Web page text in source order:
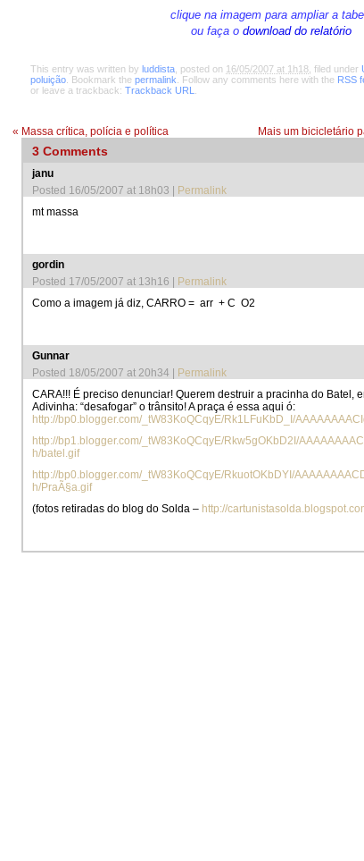
clique na imagem para ampliar a
ou faça o download do relatório
This entry was written by luddista , posted on 16/05/2007 at 1h18 , filed under
poluição . Bookmark the permalink . Follow any comments here with the RSS
or leave a trackback: Trackback URL
« Massa crítica, polícia e política Mais um bicicletário
3 Comments
janu
Posted 16/05/2007 at 18h03 | Permalink
mt massa
gordin
Posted 17/05/2007 at 13h16 | Permalink
Como a imagem já diz, CARRO = arr + C O2
Gunnar
Posted 18/05/2007 at 20h34 | Permalink
CARA!!! É preciso denunciar! Querem destruir a pracinha do Batel,
Adivinha: “desafogar” o trânsito! A praça é essa aqui ó:
http://bp0.blogger.com/_tW83KoQCqyE/Rk1LFuKbD_I/
http://bp1.blogger.com/_tW83KoQCqyE/Rkw5gOKbD2I/
h/batel.gif
http://bp0.blogger.com/_tW83KoQCqyE/RkuotOKbDYI/
h/PraÃ§a.gif
(fotos retiradas do blog do Solda – http://